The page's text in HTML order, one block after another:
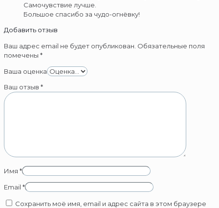
Самочувствие лучше.
Большое спасибо за чудо-огнёвку!
Добавить отзыв
Ваш адрес email не будет опубликован. Обязательные поля
помечены *
Ваша оценка
Ваш отзыв *
Имя *
Email *
Сохранить моё имя, email и адрес сайта в этом браузере